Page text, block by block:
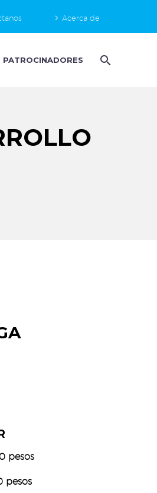
Acerca de
PATROCINADORES
pesos
pesos